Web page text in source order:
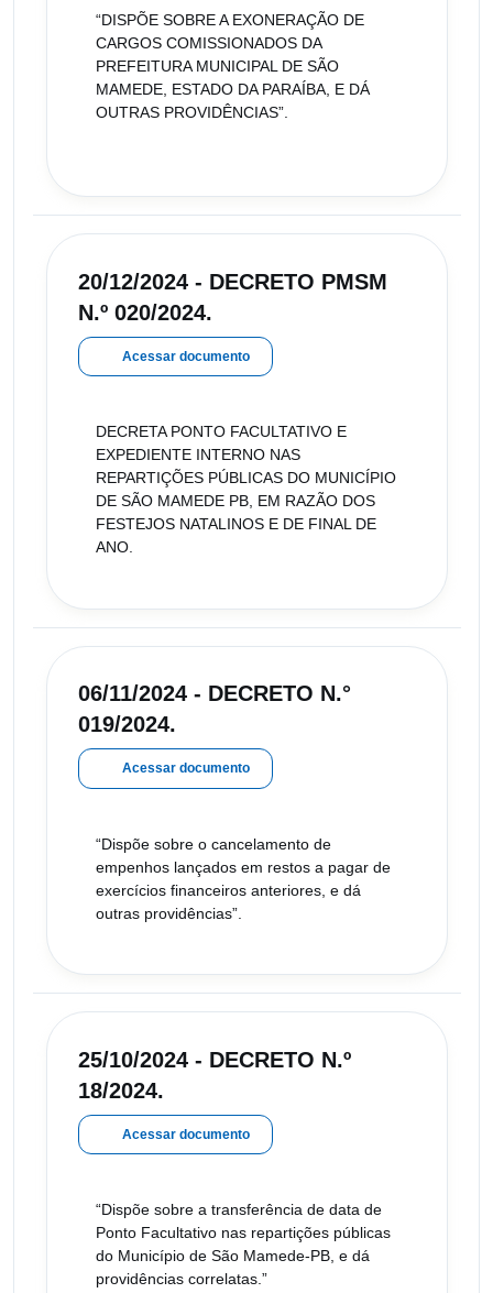
“DISPÕE SOBRE A EXONERAÇÃO DE
CARGOS COMISSIONADOS DA
PREFEITURA MUNICIPAL DE SÃO
MAMEDE, ESTADO DA PARAÍBA, E DÁ
OUTRAS PROVIDÊNCIAS”.
20/12/2024 - DECRETO PMSM
N.º 020/2024.
Acessar documento
DECRETA PONTO FACULTATIVO E
EXPEDIENTE INTERNO NAS
REPARTIÇÕES PÚBLICAS DO MUNICÍPIO
DE SÃO MAMEDE PB, EM RAZÃO DOS
FESTEJOS NATALINOS E DE FINAL DE
ANO.
06/11/2024 - DECRETO N.°
019/2024.
Acessar documento
“Dispõe sobre o cancelamento de
empenhos lançados em restos a pagar de
exercícios financeiros anteriores, e dá
outras providências”.
25/10/2024 - DECRETO N.º
18/2024.
Acessar documento
“Dispõe sobre a transferência de data de
Ponto Facultativo nas repartições públicas
do Município de São Mamede-PB, e dá
providências correlatas.”